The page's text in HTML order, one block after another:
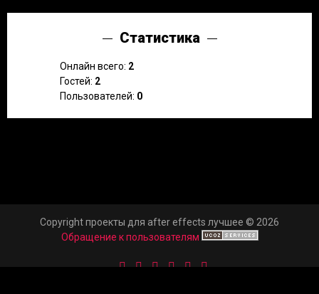
Статистика
Онлайн всего: 2
Гостей: 2
Пользователей: 0
Copyright проекты для after effects лучшее © 2026
Обращение к пользователям